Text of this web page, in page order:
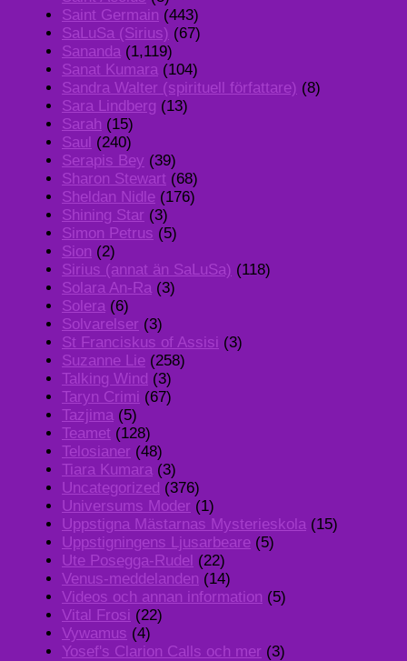
Saint Germain (443)
SaLuSa (Sirius) (67)
Sananda (1,119)
Sanat Kumara (104)
Sandra Walter (spirituell författare) (8)
Sara Lindberg (13)
Sarah (15)
Saul (240)
Serapis Bey (39)
Sharon Stewart (68)
Sheldan Nidle (176)
Shining Star (3)
Simon Petrus (5)
Sion (2)
Sirius (annat än SaLuSa) (118)
Solara An-Ra (3)
Solera (6)
Solvarelser (3)
St Franciskus of Assisi (3)
Suzanne Lie (258)
Talking Wind (3)
Taryn Crimi (67)
Tazjima (5)
Teamet (128)
Telosianer (48)
Tiara Kumara (3)
Uncategorized (376)
Universums Moder (1)
Uppstigna Mästarnas Mysterieskola (15)
Uppstigningens Ljusarbeare (5)
Ute Posegga-Rudel (22)
Venus-meddelanden (14)
Videos och annan information (5)
Vital Frosi (22)
Vywamus (4)
Yosef's Clarion Calls och mer (3)